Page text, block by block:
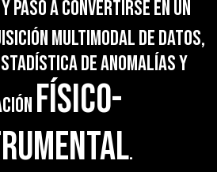
y pasó a convertirse en un
multimodal de datos,
de anomalías y
físico-
.